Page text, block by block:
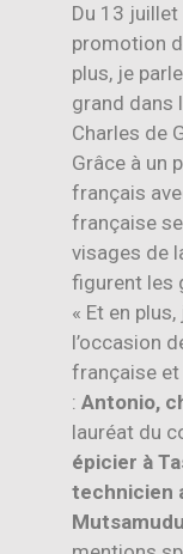
Du 13
promotion
plus, je
grand dans
Charles de
Grâce à un
français
française
visages de
figurent les
« Et en
l’occasion
française et
: Antonio,
lauréat du
épicier à
technicien
Mutsamudu